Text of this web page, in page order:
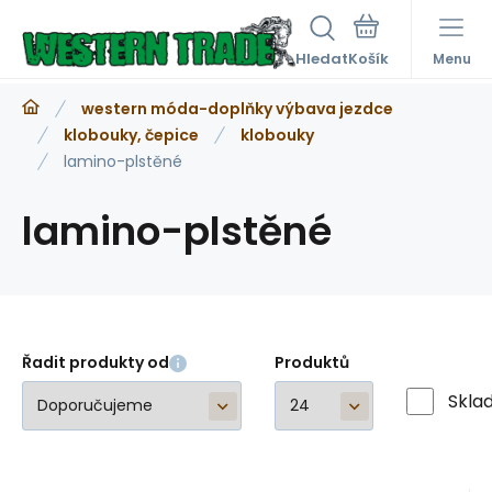
Hledat Menu
western móda-doplňky výbava jezdce
klobouky, čepice
klobouky
lamino-plstěné
lamino-plstěné
Řadit produkty od Produktů